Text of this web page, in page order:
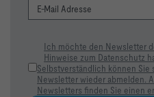
Ich möchte den Newsletter
Hinweise zum Datenschutz
Selbstverständlich können
Newsletter wieder abmelden.
Newsletters finden Sie einen